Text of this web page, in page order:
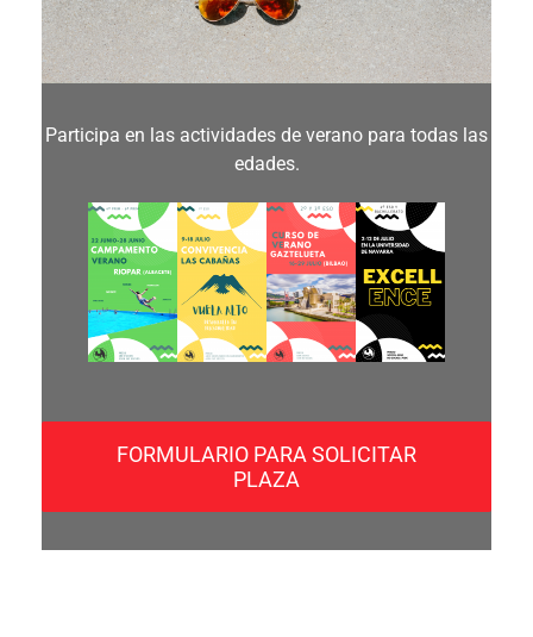
Participa en las actividades de verano para todas las
edades.
FORMULARIO PARA SOLICITAR
PLAZA